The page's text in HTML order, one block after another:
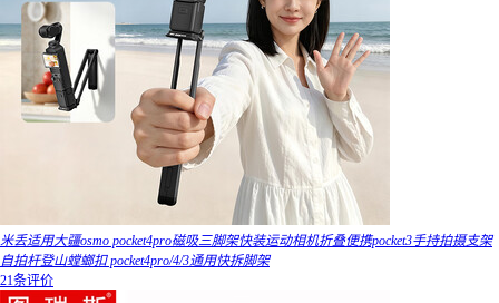
米丢适用大疆osmo pocket4pro磁吸三脚架快装运动相机折叠便携pocket3手持拍摄支架
自拍杆登山螳螂扣 pocket4pro/4/3通用快拆脚架
21条评价